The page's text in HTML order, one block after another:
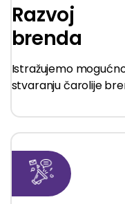
Razvoj
brenda
Istražujemo
stvaranju čarolije